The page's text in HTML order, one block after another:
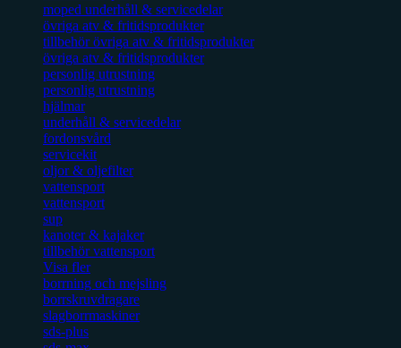
moped underhåll & servicedelar
övriga atv & fritidsprodukter
tillbehör övriga atv & fritidsprodukter
övriga atv & fritidsprodukter
personlig utrustning
personlig utrustning
hjälmar
underhåll & servicedelar
fordonsvård
servicekit
oljor & oljefilter
vattensport
vattensport
sup
kanoter & kajaker
tillbehör vattensport
Visa fler
borrning och mejsling
borrskruvdragare
slagborrmaskiner
sds-plus